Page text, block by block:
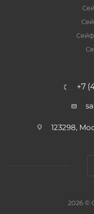
+7
123298,
2026